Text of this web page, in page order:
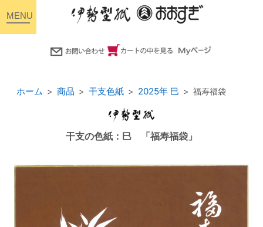
ホーム 商品 干支色紙 2025年 巳 福寿福袋
干支の色紙：巳 「福寿福袋」
toggle
navigation